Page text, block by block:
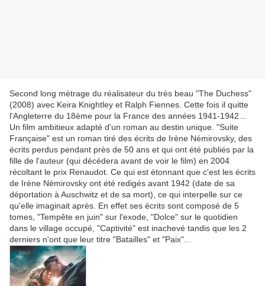
Second long métrage du réalisateur du très beau "The Duchess"
(2008) avec Keira Knightley et Ralph Fiennes. Cette fois il quitte
l'Angleterre du 18ème pour la France des années 1941-1942...
Un film ambitieux adapté d'un roman au destin unique. "Suite
Française" est un roman tiré des écrits de Irène Némirovsky, des
écrits perdus pendant près de 50 ans et qui ont été publiés par la
fille de l'auteur (qui décédera avant de voir le film) en 2004
récoltant le prix Renaudot. Ce qui est étonnant que c'est les écrits
de Irène Némirovsky ont été redigés avant 1942 (date de sa
déportation à Auschwitz et de sa mort), ce qui interpelle sur ce
qu'elle imaginait après. En effet ses écrits sont composé de 5
tomes, "Tempête en juin" sur l'exode, "Dolce" sur le quotidien
dans le village occupé, "Captivité" est inachevé tandis que les 2
derniers n'ont que leur titre "Batailles" et "Paix"...